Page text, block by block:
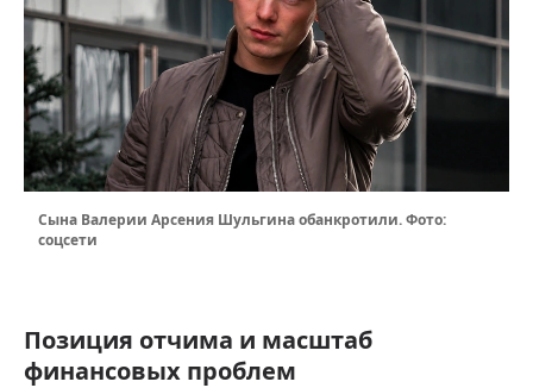
Сына Валерии Арсения Шульгина обанкротили. Фото:
соцсети
Позиция отчима и масштаб
финансовых проблем